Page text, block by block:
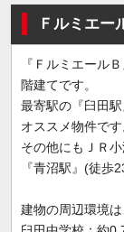
Ｆルミエー
『Ｆルミエール
階建てです。
最寄駅の『臼田
オススメ物件です
その他にもＪＲ
『青沼駅』(徒歩
建物の周辺環境